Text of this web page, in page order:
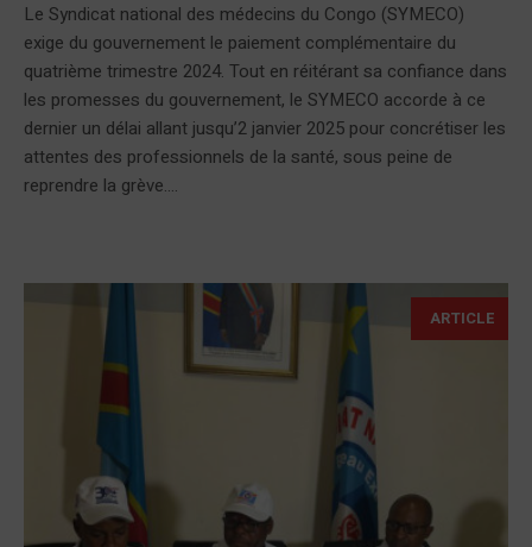
Le Syndicat national des médecins du Congo (SYMECO)
exige du gouvernement le paiement complémentaire du
quatrième trimestre 2024. Tout en réitérant sa confiance dans
les promesses du gouvernement, le SYMECO accorde à ce
dernier un délai allant jusqu’2 janvier 2025 pour concrétiser les
attentes des professionnels de la santé, sous peine de
reprendre la grève....
ARTICLE